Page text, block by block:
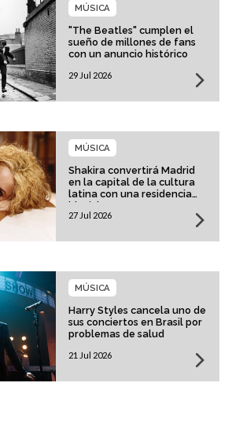
"The Beatles" cumplen el
sueño de millones de fans
con un anuncio histórico
MÚSICA
29 Jul 2026
Shakira convertirá Madrid
en la capital de la cultura
latina con una residencia
histórica
MÚSICA
27 Jul 2026
Harry Styles cancela uno de
sus conciertos en Brasil por
problemas de salud
MÚSICA
21 Jul 2026